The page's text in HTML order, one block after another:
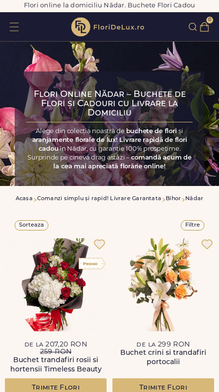
Flori online la domiciliu Nădar. Buchete Flori Cadou
0
Flori Online Nădar – Buchete de
Flori și Cadouri cu Livrare la
Domiciliu
Alege din colecția noastră de buchete de floriși
aranjamente florale de lux! Livrare rapidă de flori
cadouîn Nădar, cu garanție 100% prospețime.
Surprinde pe cineva drag astăzi –comandă acum de
la cea mai apreciată florărie online!
Acasa Comanzi simplu și rapid! Livrare Garantata Bihor Nădar
Sorteaza Filtre
de la 207,20 RON
259 RON
Buchet trandafiri rosii si
hortensii Timeless Beauty
Trimite Flori
de la 299 RON
Buchet crini si trandafiri
portocalii
Trimite Flori